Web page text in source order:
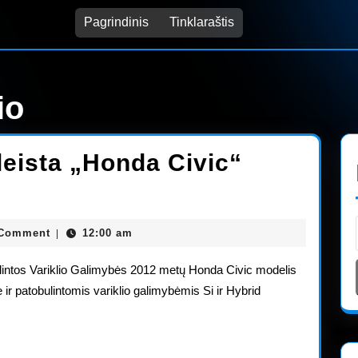
Pagrindinis Tinklaraštis
„Honda Civic“
12:00 am
Variklio Galimybės 2012 metų Honda Civic modelis
patobulintomis variklio galimybėmis Si ir Hybrid